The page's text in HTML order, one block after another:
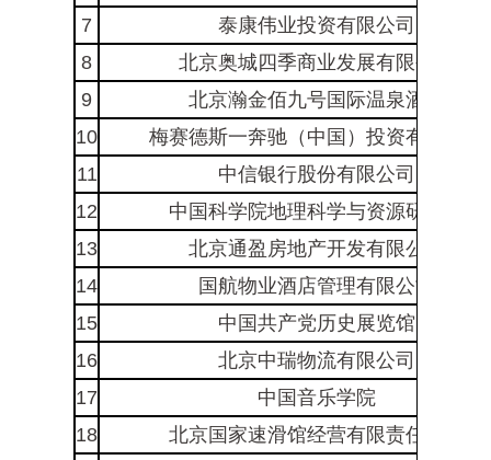
7
泰康伟业投资有限公司
8
北京奥城四季商业发展有限公司
9
北京瀚金佰九号国际温泉酒店
10
梅赛德斯一奔驰（中国）投资有限公司
11
中信银行股份有限公司
12
中国科学院地理科学与资源研究所
13
北京通盈房地产开发有限公司
14
国航物业酒店管理有限公司
15
中国共产党历史展览馆
16
北京中瑞物流有限公司
17
中国音乐学院
18
北京国家速滑馆经营有限责任公司